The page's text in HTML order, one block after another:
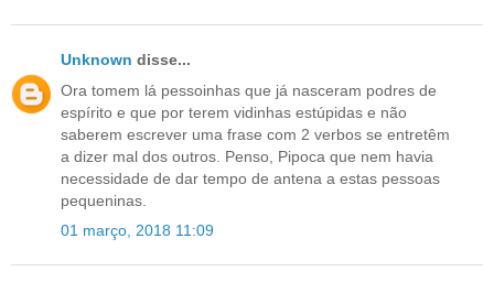
Unknown disse...
Ora tomem lá pessoinhas que já nasceram podres de
espírito e que por terem vidinhas estúpidas e não
saberem escrever uma frase com 2 verbos se entretêm
a dizer mal dos outros. Penso, Pipoca que nem havia
necessidade de dar tempo de antena a estas pessoas
pequeninas.
01 março, 2018 11:09